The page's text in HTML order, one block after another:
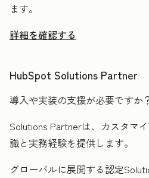
ます。
詳細を確認する
HubSpot Solutions Partner
導入や実装の支援が必要ですか
Solutions Partnerは、カスタマ
識と実務経験を提供します。
グローバルに展開する認定